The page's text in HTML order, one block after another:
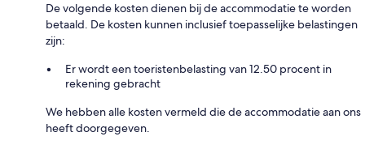
De volgende kosten dienen bij de accommodatie te worden
betaald. De kosten kunnen inclusief toepasselijke belastingen
zijn:
Er wordt een toeristenbelasting van 12.50 procent in
rekening gebracht
We hebben alle kosten vermeld die de accommodatie aan ons
heeft doorgegeven.